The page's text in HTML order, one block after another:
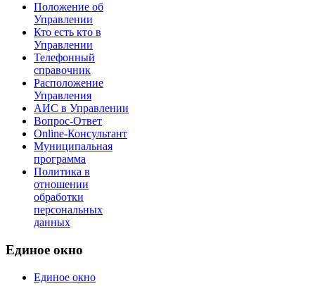
Положение об
Управлении
Кто есть кто в
Управлении
Телефонный
справочник
Расположение
Управления
АИС в Управлении
Вопрос-Ответ
Online-Консультант
Муниципальная
программа
Политика в
отношении
обработки
персональных
данных
Единое окно
Единое окно